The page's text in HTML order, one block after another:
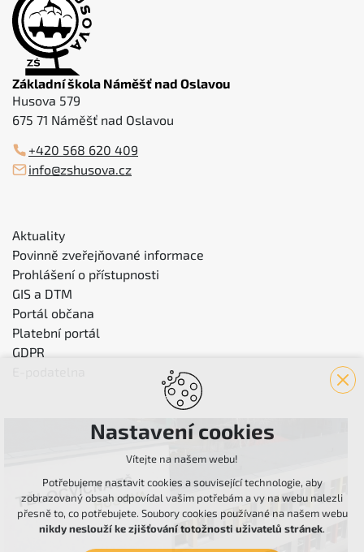
Základní škola Náměšť nad Oslavou
Husova 579
675 71 Náměšť nad Oslavou
+420 568 620 409
info@zshusova.cz
Aktuality
Povinně zveřejňované informace
Prohlášení o přístupnosti
GIS a DTM
Portál občana
Platební portál
GDPR
Nastavení cookies
Vítejte na našem webu!
Potřebujeme nastavit cookies a související technologie, aby
zobrazovaný obsah odpovídal vašim potřebám a vy na webu nalezli
přesně to, co potřebujete. Soubory cookies používané na našem webu
nikdy neslouží ke zjišťování totožnosti uživatelů stránek.